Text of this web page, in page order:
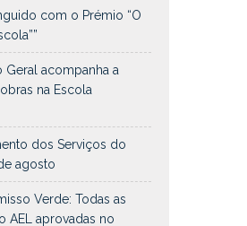
com o Prémio “O
Geral acompanha a
na Escola
dos Serviços do
agosto
Verde: Todas as
AEL aprovadas no